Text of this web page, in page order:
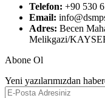
Telefon: +90 530
Email:
Adres: Becen
Melikgazi/
Abone Ol
Yeni yazılarımızdan